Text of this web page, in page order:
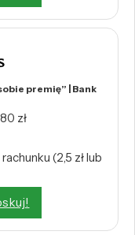
premię” | Bank
zł
(2,5 zł lub